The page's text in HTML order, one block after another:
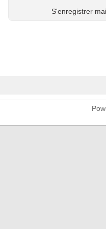
S'enregistrer